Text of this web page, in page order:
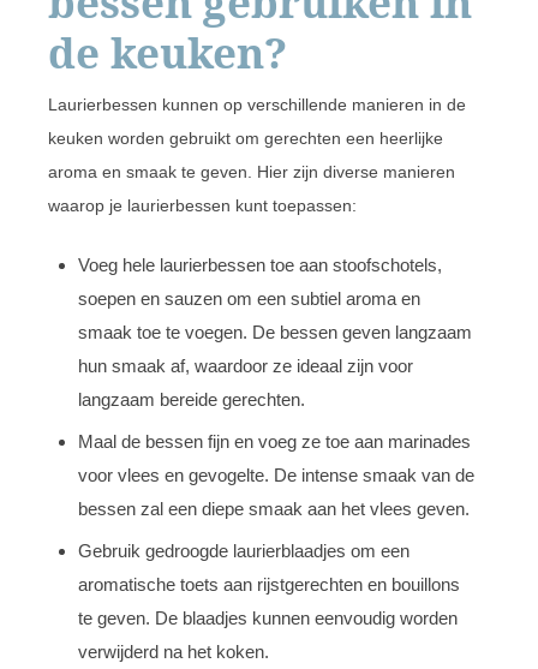
de keuken?
Laurierbessen kunnen op verschillende manieren in de
keuken worden gebruikt om gerechten een heerlijke
aroma en smaak te geven. Hier zijn diverse manieren
waarop je laurierbessen kunt toepassen:
Voeg hele laurierbessen toe aan stoofschotels,
soepen en sauzen om een subtiel aroma en
smaak toe te voegen. De bessen geven langzaam
hun smaak af, waardoor ze ideaal zijn voor
langzaam bereide gerechten.
Maal de bessen fijn en voeg ze toe aan marinades
voor vlees en gevogelte. De intense smaak van de
bessen zal een diepe smaak aan het vlees geven.
Gebruik gedroogde laurierblaadjes om een
aromatische toets aan rijstgerechten en bouillons
te geven. De blaadjes kunnen eenvoudig worden
verwijderd na het koken.